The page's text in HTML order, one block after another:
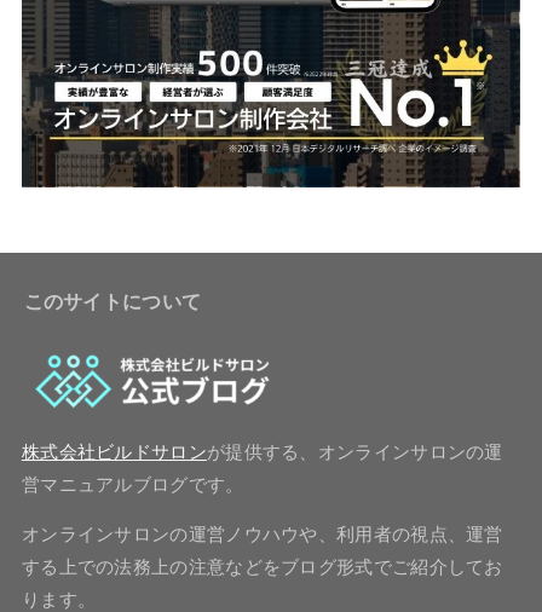
このサイトについて
株式会社ビルドサロンが提供する、オンラインサロンの運
営マニュアルブログです。
オンラインサロンの運営ノウハウや、利用者の視点、運営
する上での法務上の注意などをブログ形式でご紹介してお
ります。